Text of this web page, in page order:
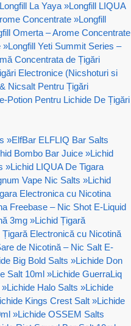
Longfill La Yaya »Longfill LIQUA
Concentrate »Longfill
Omerta – Arome Concentrate
»Longfill Yeti Summit Series –
Concentrata de Țigări
Electronice (Nicshoturi si
Nicsalt Pentru Țigări
Potion Pentru Lichide De Țigări
»ElfBar ELFLIQ Bar Salts
Bombo Bar Juice »Lichid
»Lichid LIQUA De Tigara
Vape Nic Salts »Lichid
Electronica cu Nicotina
Freebase – Nic Shot E-Liquid
3mg »Lichid Țigară
Țigară Electronică cu Nicotină
de Nicotină – Nic Salt E-
Big Bold Salts »Lichide Don
Salt 10ml »Lichide GuerraLiq
»Lichide Halo Salts »Lichide
Kings Crest Salt »Lichide
»Lichide OSSEM Salts